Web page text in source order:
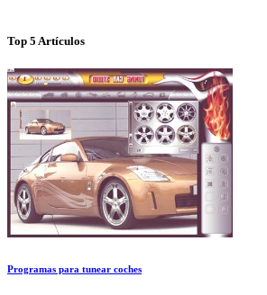
Top 5 Artículos
Programas para tunear coches